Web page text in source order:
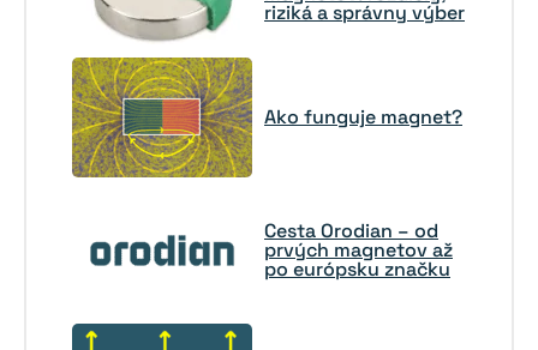
riziká a správny výber
Ako funguje magnet?
Cesta Orodian – od
prvých magnetov až
po európsku značku